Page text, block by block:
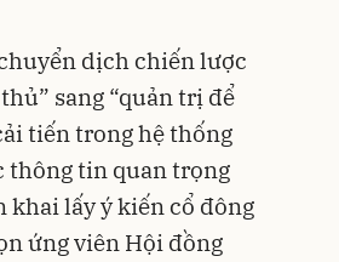
dịch chiến lược
sang “quản trị để
tiến trong hệ thống
thông tin quan trọng
khai lấy ý kiến cổ đông
ứng viên Hội đồng